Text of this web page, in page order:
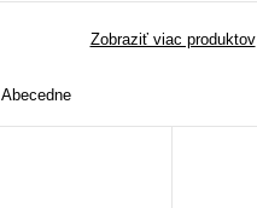
Zobraziť viac produktov
Abecedne